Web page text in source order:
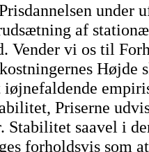
under
af
Vender vi os til
iøjnefaldende
Priserne
saavel i
forholdsvis som